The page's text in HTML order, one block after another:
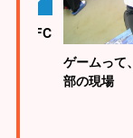
滋賀FC
ゲームって
部の現場